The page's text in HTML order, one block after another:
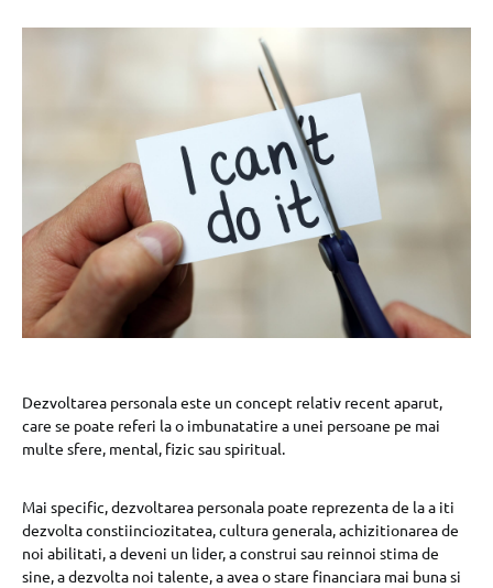
Dezvoltarea personala este un concept relativ recent aparut,
care se poate referi la o imbunatatire a unei persoane pe mai
multe sfere, mental, fizic sau spiritual.
Mai specific, dezvoltarea personala poate reprezenta de la a iti
dezvolta constiinciozitatea, cultura generala, achizitionarea de
noi abilitati, a deveni un lider, a construi sau reinnoi stima de
sine, a dezvolta noi talente, a avea o stare financiara mai buna si